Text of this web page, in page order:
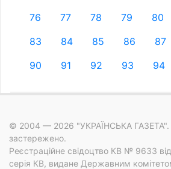
76
77 78 79 80
83
84 85 86 87
90
91 92 93 94
© 2004 — 2026 "УКРАЇНСЬКА ГАЗЕТА".
застережено.
Реєстраційне свідоцтво КВ № 9633
серія КВ, видане Державним